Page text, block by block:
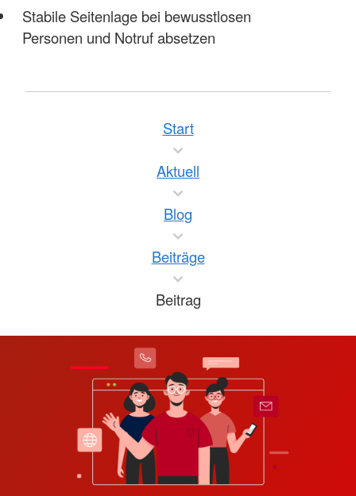
Stabile Seitenlage bei bewusstlosen
Personen und Notruf absetzen
Start
Aktuell
Blog
Beiträge
Beitrag